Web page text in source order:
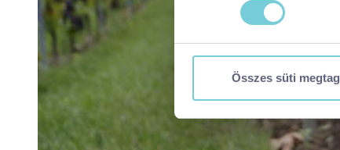
biztonságos böngészés
használatáról és arról,
Kiválasztottak
Összes süti